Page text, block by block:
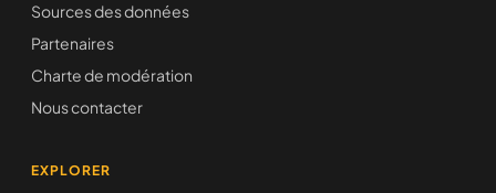
Sources des données
Partenaires
Charte de modération
Nous contacter
EXPLORER